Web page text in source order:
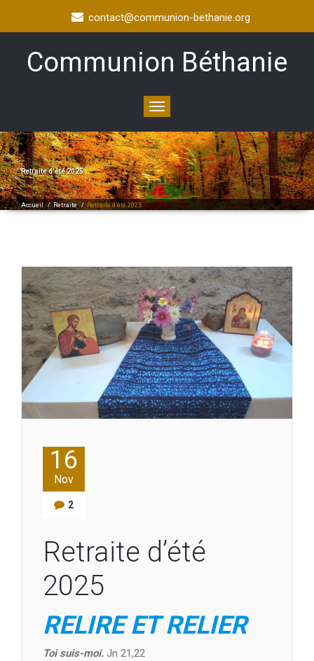
contact@communion-bethanie.org
Communion Béthanie
Toggle
navigation
Retraite d’été 2025
Accueil / Retraite/Retraite d’été 2025
16
Nov
2
Retraite d’été
2025
RELIRE ET RELIER
Toi suis-moi. Jn 21,22